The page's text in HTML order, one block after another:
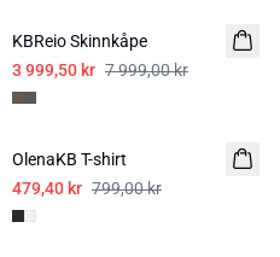
KBReio Skinnkåpe
3 999,50 kr 7 999,00 kr
-40%
OlenaKB T-shirt
479,40 kr 799,00 kr
-50%